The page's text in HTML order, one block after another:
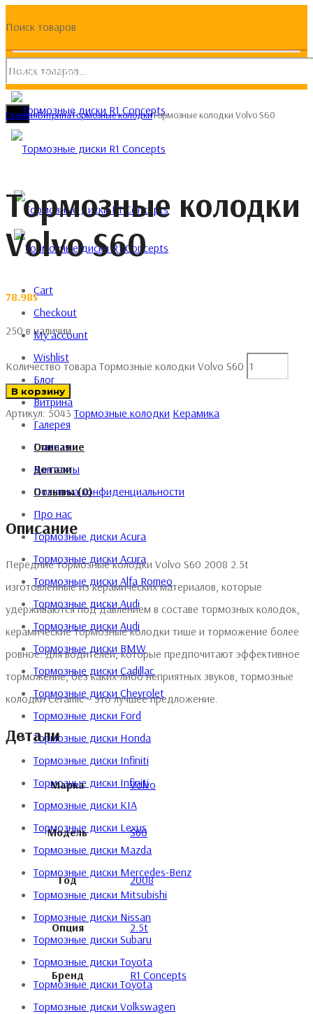
Поиск товаров
(093) 133 133 4
Cart
Checkout
My account
Wishlist
Блог
Витрина
Галерея
Главная
Контакты
Политика конфиденциальности
Про нас
Тормозные диски Acura
Тормозные диски Acura
Тормозные диски Alfa Romeo
Тормозные диски Audi
Тормозные диски Audi
Тормозные диски BMW
Тормозные диски Cadillac
Тормозные диски Chevrolet
Тормозные диски Ford
Тормозные диски Honda
Тормозные диски Infiniti
Тормозные диски Infiniti
Тормозные диски KIA
Тормозные диски Lexus
Тормозные диски Mazda
Тормозные диски Mercedes-Benz
Тормозные диски Mitsubishi
Тормозные диски Nissan
Тормозные диски Subaru
Тормозные диски Toyota
Тормозные диски Toyota
Тормозные диски Volkswagen
ГлавнаяВитринаТормозные колодкиТормозные колодки Volvo S60
Тормозные колодки
Volvo S60
78.98$
250 в наличии
Количество товара Тормозные колодки Volvo S60
В корзину
Артикул: 5043 Тормозные колодки Керамика
Описание
Детали
Отзывы (0)
Описание
Передние тормозные колодки Volvo S60 2008 2.5t
изготовленные из керамических материалов, которые
удерживаются под давлением в составе тормозных колодок,
керамические тормозные колодки тише и торможение более
ровное. Для водителей, которые предпочитают эффективное
торможение, без каких-либо неприятных звуков, тормозные
колодки Ceramic – это лучшее предложение.
Детали
Марка Volvo
Модель S60
Год 2008
Опция 2.5t
Бренд R1 Concepts